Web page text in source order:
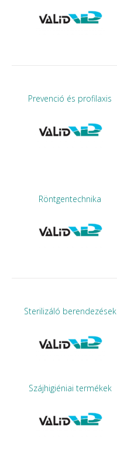
Prevenció és profilaxis
Röntgentechnika
Sterilizáló berendezések
Szájhigiéniai termékek